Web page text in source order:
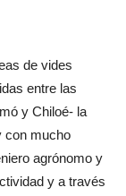
de vides
entre las
y Chiloé- la
con mucho
agrónomo y
y a través